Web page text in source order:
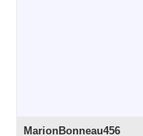
MarionBonneau456